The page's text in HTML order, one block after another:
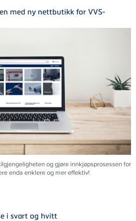
med ny nettbutikk for VVS-
og gjøre innkjøpsprosessen for
enda enklere og mer effektiv!
i svart og hvitt